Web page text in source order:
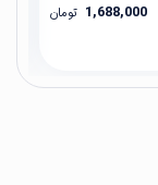
1,688,000 تومان